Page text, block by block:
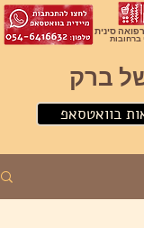
סינית
ברחובות
ברק
בוואטסאפ